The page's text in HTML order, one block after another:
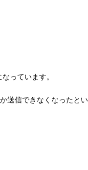
っています。
送信できなくなったとい